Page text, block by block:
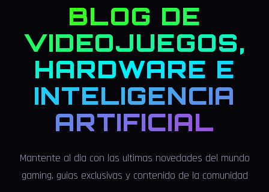
BLOG DE
VIDEOJUEGOS,
HARDWARE E
INTELIGENCIA
ARTIFICIAL
Mantente al dia con las ultimas novedades del mundo
gaming, guias exclusivas y contenido de la comunidad